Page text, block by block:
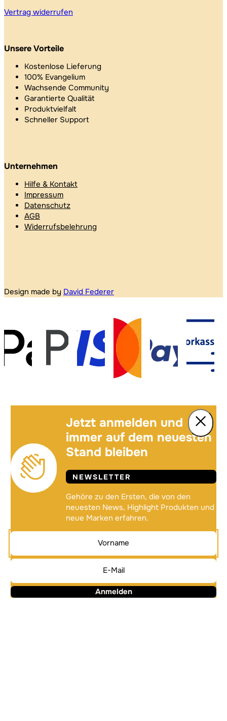
Vertrag widerrufen
Unsere Vorteile
Kostenlose Lieferung
100% Evangelium
Wachsende Community
Garantierte Qualität
Produktvielfalt
Schneller Support
Unternehmen
Hilfe & Kontakt
Impressum
Datenschutz
AGB
Widerrufsbelehrung
Design made by David Federer
Jetzt anmelden und
immer auf dem neuesten
Stand bleiben
NEWSLETTER
Gehöre zu den Ersten, die von den
neuesten News, Highlight Produkten und
neue Marken erfahren.
Anmelden